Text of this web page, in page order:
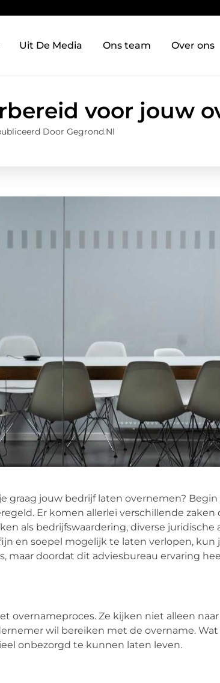
Uit De Media Ons team Over ons
voor jouw
Door Gegrond.nl
graag jouw bedrijf laten overnemen?
Er komen allerlei verschillende
als bedrijfswaardering, diverse juridische
en soepel mogelijk te laten verlopen, kun
maar doordat dit adviesbureau ervaring
overnameproces. Ze kijken niet alleen
wil bereiken met de overname.
onbezorgd te kunnen laten leven.